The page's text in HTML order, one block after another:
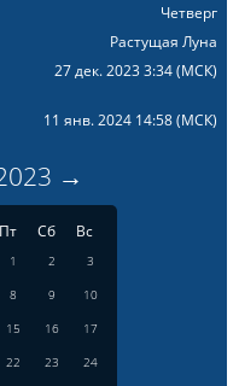
Четверг
Растущая Луна
27 дек. 2023 3:34(МСК)
11 янв. 2024 14:58(МСК)
→
Пт Сб Вс
1 2
3
8 9
10
15 16
17
22 23
24